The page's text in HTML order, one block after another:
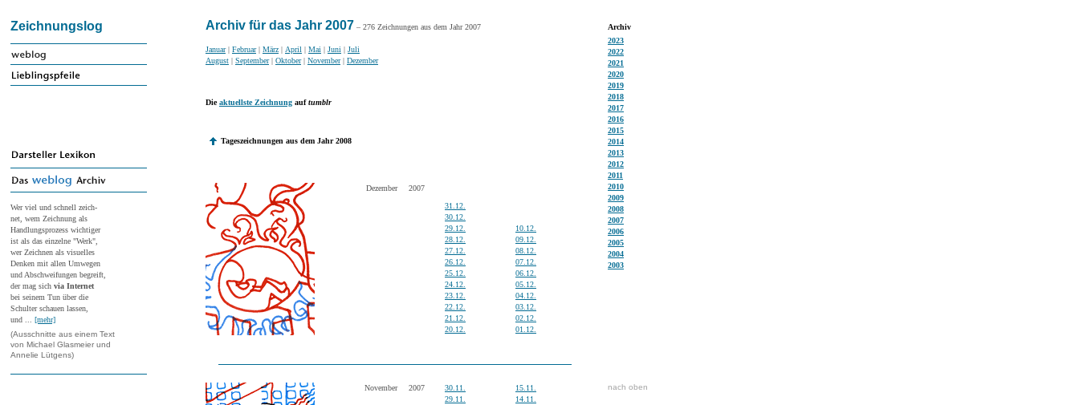
Zeichnungslog
Wer viel und schnell zeich-
net, wem Zeichnung als
Handlungsprozess wichtiger
ist als das einzelne "Werk",
wer Zeichnen als visuelles
Denken mit allen Umwegen
und Abschweifungen begreift,
der mag sich via Internet
bei seinem Tun über die
Schulter schauen lassen,
und ... [mehr]
(Ausschnitte aus einem Text
von Michael Glasmeier und
Annelie Lütgens)
Archiv für das Jahr 2007 – 276 Zeichnungen aus dem Jahr 2007
Archiv
2023
2022
2021
2020
2019
2018
2017
2016
2015
2014
2013
2012
2011
2010
2009
2008
2007
2006
2005
2004
2003
Januar| Februar| März | April | Mai | Juni | Juli
August | September| Oktober| November| Dezember
Dieaktuellste Zeichnung auftumblr
Tageszeichnungen aus dem Jahr 2008
Dezember
2007
31.12.
30.12.
29.12.
28.12.
27.12.
26.12.
25.12.
24.12.
23.12.
22.12.
21.12.
20.12.
10.12.
09.12.
08.12.
07.12.
06.12.
05.12.
04.12.
03.12.
02.12.
01.12.
November 2007
30.11.
29.11.
15.11.
14.11.
nach oben